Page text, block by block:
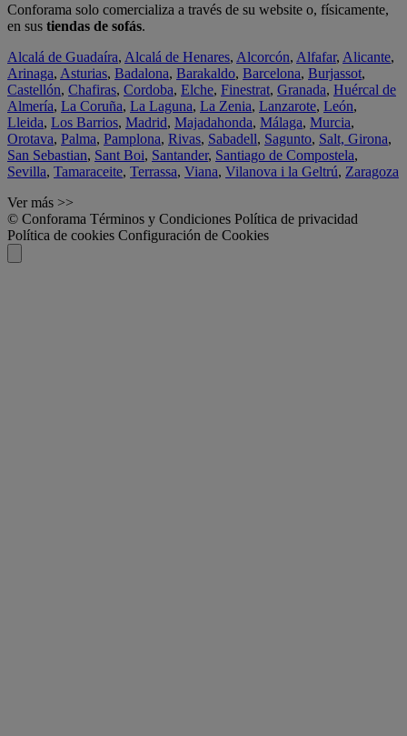
Conforama solo comercializa a través de su website o, físicamente,
en sus tiendas de sofás.
Alcalá de Guadaíra, Alcalá de Henares, Alcorcón, Alfafar, Alicante,
Arinaga, Asturias, Badalona, Barakaldo, Barcelona, Burjassot,
Castellón, Chafiras, Cordoba, Elche, Finestrat, Granada, Huércal de
Almería, La Coruña, La Laguna, La Zenia, Lanzarote, León,
Lleida, Los Barrios, Madrid, Majadahonda, Málaga, Murcia,
Orotava, Palma, Pamplona, Rivas, Sabadell, Sagunto, Salt, Girona,
San Sebastian, Sant Boi, Santander, Santiago de Compostela,
Sevilla, Tamaraceite, Terrassa, Viana, Vilanova i la Geltrú, Zaragoza
Ver más >>
© Conforama Términos y Condiciones Política de privacidad
Política de cookies Configuración de Cookies